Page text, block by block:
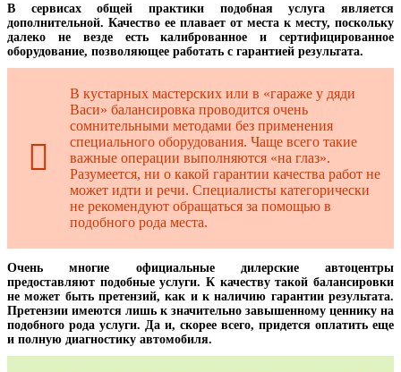
В сервисах общей практики подобная услуга является
дополнительной. Качество ее плавает от места к месту, поскольку
далеко не везде есть калиброванное и сертифицированное
оборудование, позволяющее работать с гарантией результата.
В кустарных мастерских или в «гараже у дяди
Васи» балансировка проводится очень
сомнительными методами без применения
специального оборудования. Чаще всего такие
важные операции выполняются «на глаз».
Разумеется, ни о какой гарантии качества работ не
может идти и речи. Специалисты категорически
не рекомендуют обращаться за помощью в
подобного рода места.
Очень многие официальные дилерские автоцентры
предоставляют подобные услуги. К качеству такой балансировки
не может быть претензий, как и к наличию гарантии результата.
Претензии имеются лишь к значительно завышенному ценнику на
подобного рода услуги. Да и, скорее всего, придется оплатить еще
и полную диагностику автомобиля.